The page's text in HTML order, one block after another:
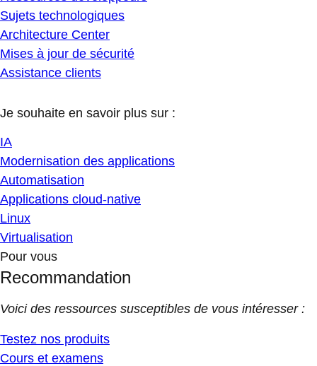
Sujets technologiques
Architecture Center
Mises à jour de sécurité
Assistance clients
Je souhaite en savoir plus sur :
IA
Modernisation des applications
Automatisation
Applications cloud-native
Linux
Virtualisation
Pour vous
Recommandation
Voici des ressources susceptibles de vous intéresser :
Testez nos produits
Cours et examens